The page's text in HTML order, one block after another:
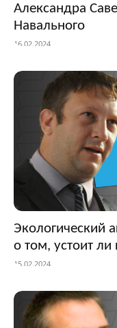
Александра
Навального
16.02.2024
Экологический
о том, устоит
15.02.2024